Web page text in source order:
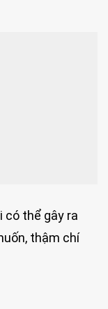
có thể gây ra
thậm chí